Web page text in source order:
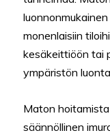
monenlaisiin
kesäkeittiöön tai
ympäristön
Maton
säännöllinen